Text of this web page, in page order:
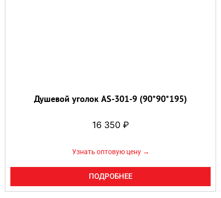
Душевой уголок AS-301-9 (90*90*195)
16 350 ₽
Узнать оптовую цену →
ПОДРОБНЕЕ